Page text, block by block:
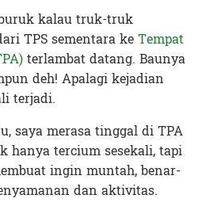
kalau truk-truk
TPS sementara keTempat
terlambat datang. Baunya
deh! Apalagi kejadian
terjadi.
saya merasa tinggal di TPA
hanya tercium sesekali, tapi
ingin muntah, benar-
dan aktivitas.